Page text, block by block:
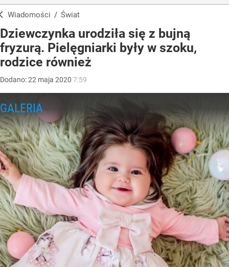
Wiadomości / Świat
Dziewczynka urodziła się z bujną
fryzurą. Pielęgniarki były w szoku,
rodzice również
Dodano:22 maja 2020 7:59